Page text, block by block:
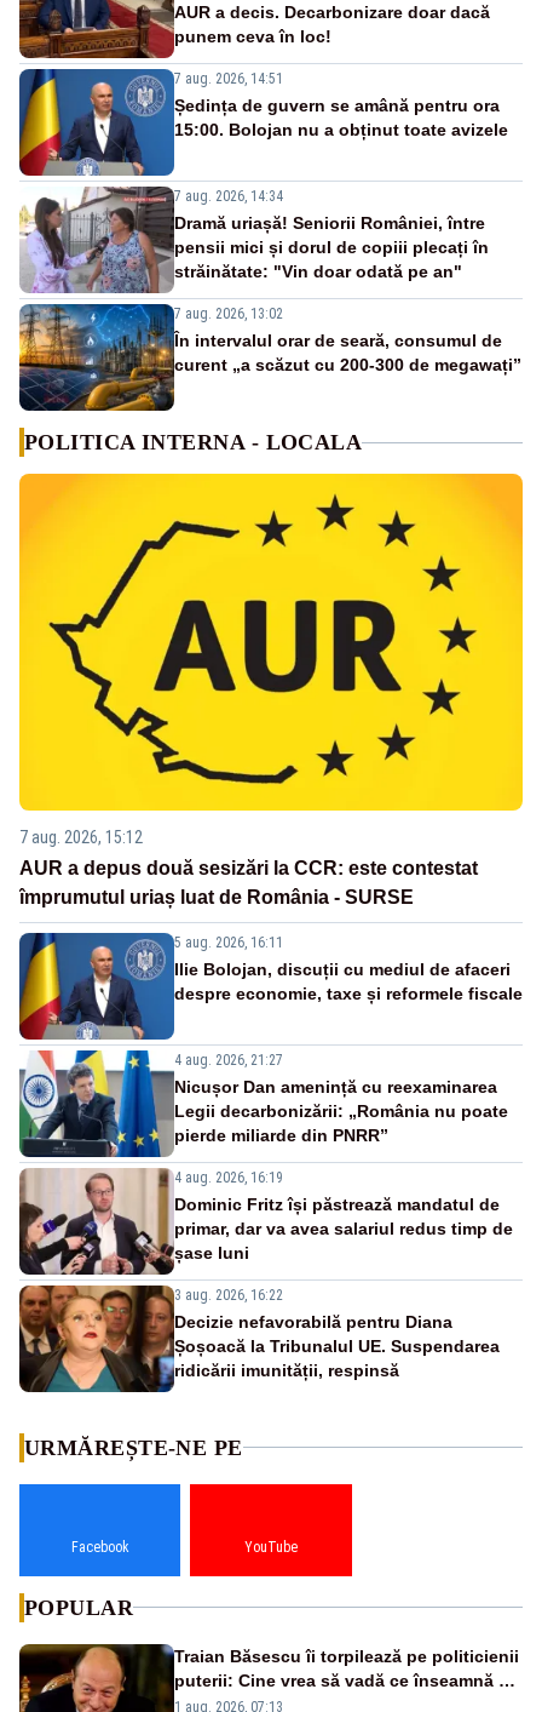
AUR a decis. Decarbonizare doar dacă
punem ceva în loc!
7 aug. 2026, 14:51
Ședința de guvern se amână pentru ora
15:00. Bolojan nu a obținut toate avizele
7 aug. 2026, 14:34
Dramă uriașă! Seniorii României, între
pensii mici și dorul de copiii plecați în
străinătate: "Vin doar odată pe an"
7 aug. 2026, 13:02
În intervalul orar de seară, consumul de
curent „a scăzut cu 200-300 de megawați”
POLITICA INTERNA - LOCALA
7 aug. 2026, 15:12
AUR a depus două sesizări la CCR: este contestat
împrumutul uriaș luat de România - SURSE
5 aug. 2026, 16:11
Ilie Bolojan, discuții cu mediul de afaceri
despre economie, taxe și reformele fiscale
4 aug. 2026, 21:27
Nicușor Dan amenință cu reexaminarea
Legii decarbonizării: „România nu poate
pierde miliarde din PNRR”
4 aug. 2026, 16:19
Dominic Fritz își păstrează mandatul de
primar, dar va avea salariul redus timp de
șase luni
3 aug. 2026, 16:22
Decizie nefavorabilă pentru Diana
Șoșoacă la Tribunalul UE. Suspendarea
ridicării imunității, respinsă
URMĂREȘTE-NE PE
Facebook YouTube
POPULAR
Traian Băsescu îi torpilează pe politicienii
puterii: Cine vrea să vadă ce înseamnă să
fii prost, se uită la România
1 aug. 2026, 07:13